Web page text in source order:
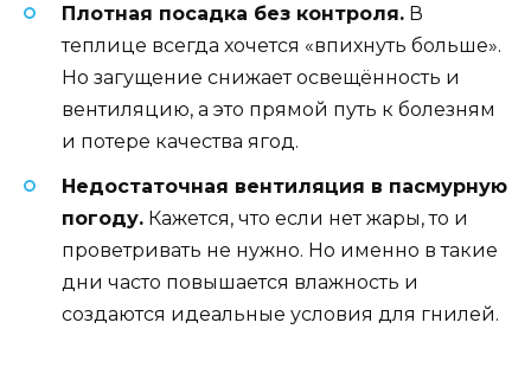
Плотная посадка без контроля. В
теплице всегда хочется «впихнуть больше».
Но загущение снижает освещённость и
вентиляцию, а это прямой путь к болезням
и потере качества ягод.
Недостаточная вентиляция в пасмурную
погоду. Кажется, что если нет жары, то и
проветривать не нужно. Но именно в такие
дни часто повышается влажность и
создаются идеальные условия для гнилей.